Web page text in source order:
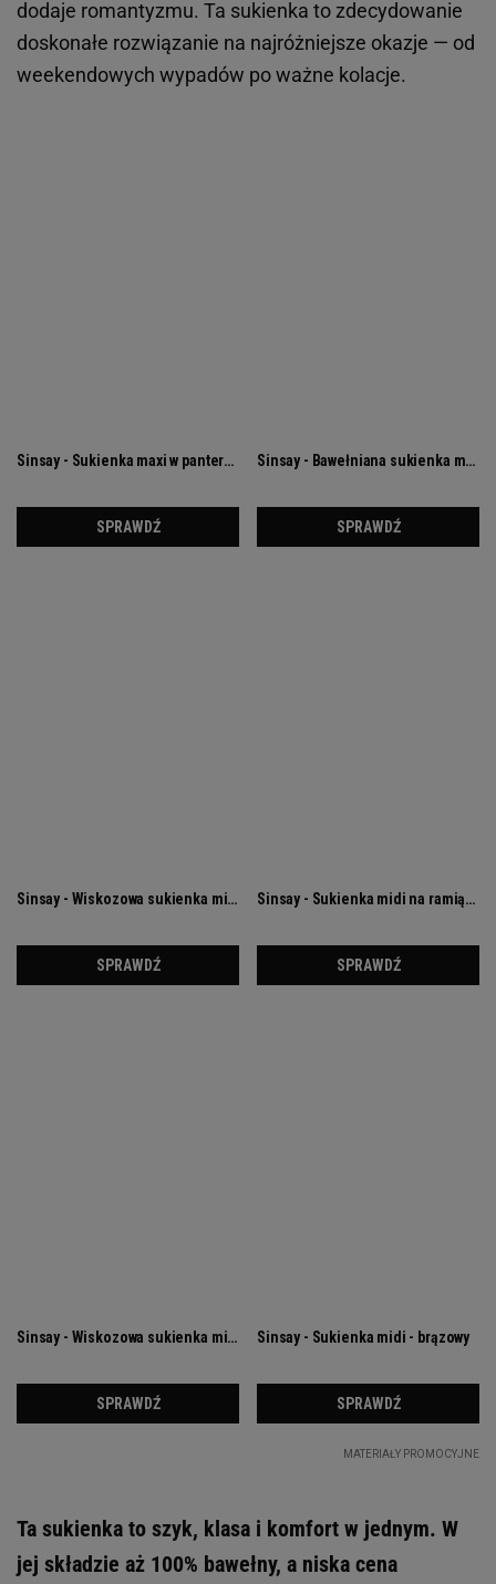
dodaje romantyzmu. Ta sukienka to zdecydowanie
doskonałe rozwiązanie na najróżniejsze okazje — od
weekendowych wypadów po ważne kolacje.
Ta sukienka to szyk, klasa i komfort w jednym. W
jej składzie aż 100% bawełny, a niska cena